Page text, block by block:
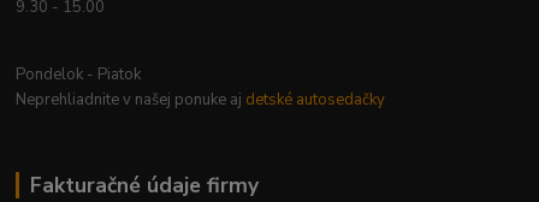
9.30 - 15.00
Pondelok - Piatok
Neprehliadnite v našej ponuke aj detské autosedačky
Fakturačné údaje firmy